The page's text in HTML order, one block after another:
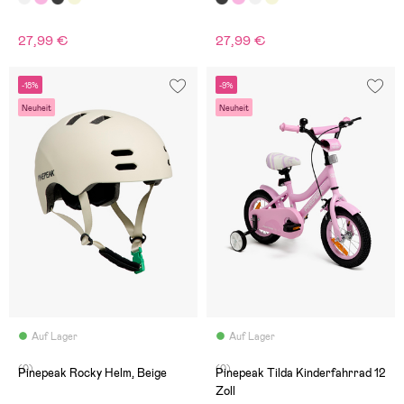
27,99 € 27,99 €
-18%
Neuheit
Auf Lager
(0)
Pinepeak Rocky Helm, Beige
-9%
Neuheit
Auf Lager
(0)
Pinepeak Tilda Kinderfahrrad 12
Zoll